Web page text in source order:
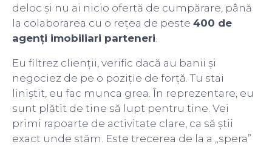
deloc și nu ai nicio ofertă de cumpărare, până
la colaborarea cu o rețea de peste 400 de
agenți imobiliari parteneri.
Eu filtrez clienții, verific dacă au banii și
negociez de pe o poziție de forță. Tu stai
liniștit, eu fac munca grea. În reprezentare, eu
sunt plătit de tine să lupt pentru tine. Vei
primi rapoarte de activitate clare, ca să știi
exact unde stăm. Este trecerea de la a „spera”